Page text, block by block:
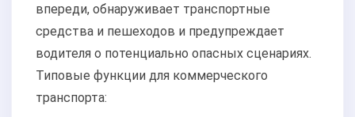
впереди, обнаруживает транспортные
средства и пешеходов и предупреждает
водителя о потенциально опасных сценариях.
Типовые функции для коммерческого
транспорта: